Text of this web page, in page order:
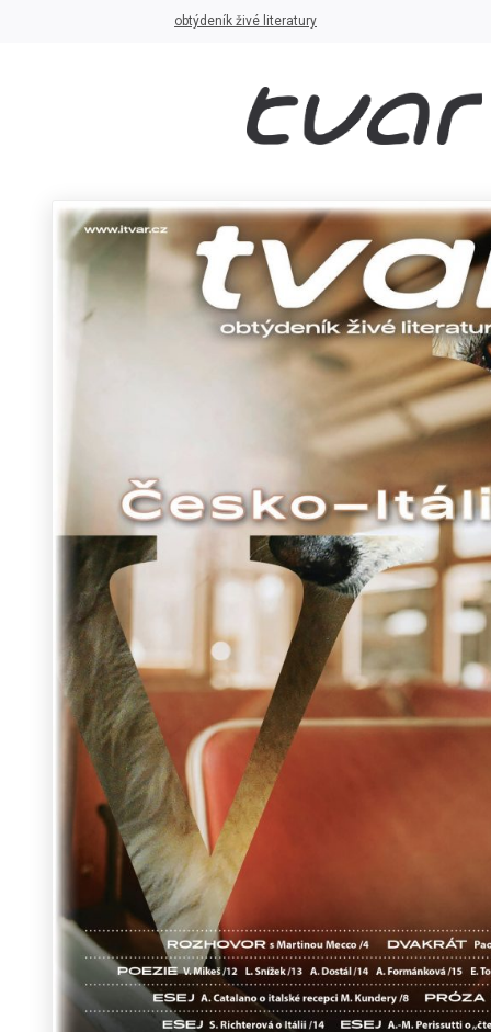
obtýdeník živé literatury